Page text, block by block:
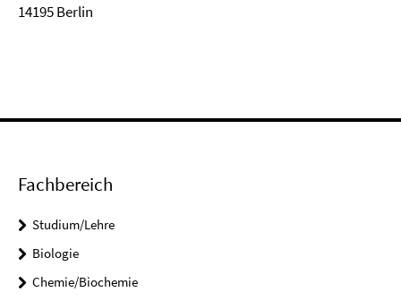
14195 Berlin
Fachbereich
Studium/Lehre
Biologie
Chemie/Biochemie